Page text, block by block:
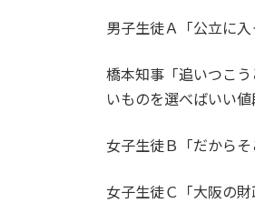
男子生徒Ａ「公立に
橋本知事「追いつこ
いものを選べばいい値
女子生徒Ｂ「だからそ
女子生徒Ｃ「大阪の